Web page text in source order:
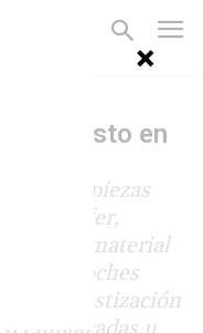
asbesto en
siete piezas
Materfer,
que el material
Los coches
desasbestización